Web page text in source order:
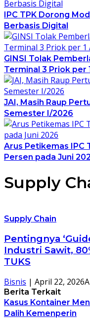
IPC TPK Dorong
Berbasis Digital
GINSI Tolak
Terminal 3 Priok per
JAI, Masih Raup
Semester I/2026
Arus Petikemas IPC
Persen pada Juni
Supply
Supply Chain
Pentingnya
Industri Sawit,
TUKS
Bisnis | April 22, 2026
Berita Terkait
Kasus Kontainer
Dalih Kemenperin